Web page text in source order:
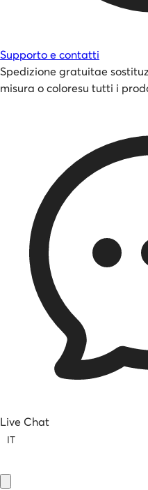
Supporto e contatti
Spedizione gratuitae
misura o coloresu tutti i
Live Chat
IT